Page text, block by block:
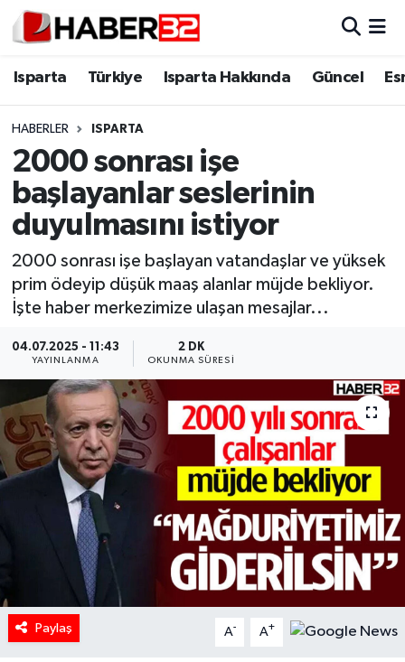
Isparta Türkiye Isparta Hakkında Güncel
HABERLER ISPARTA
2000 sonrası işe
başlayanlar seslerinin
duyulmasını istiyor
2000 sonrası işe başlayan vatandaşlar ve yüksek
prim ödeyip düşük maaş alanlar müjde bekliyor.
İşte haber merkezimize ulaşan mesajlar...
04.07.2025 - 11:43
YAYINLANMA
2 DK
OKUNMA SÜRESI
Paylaş A- A+
Isparta
Esnaf Diyor ki;
ASAYİŞ
BİLİM VE TEKNOLOJİ
EĞİTİM
GENEL
Güncel
HABERDE İNSAN
İlginç
KÜLTÜR SANAT
MAGAZİN
Oyun
Isparta Nöbetçi Eczaneler
Isparta Trafik Yoğunluk Haritası
Süper Lig Puan Durumu ve Fikstür
Tüm Manşetler
Son Dakika Haberleri
Haber Arşivi